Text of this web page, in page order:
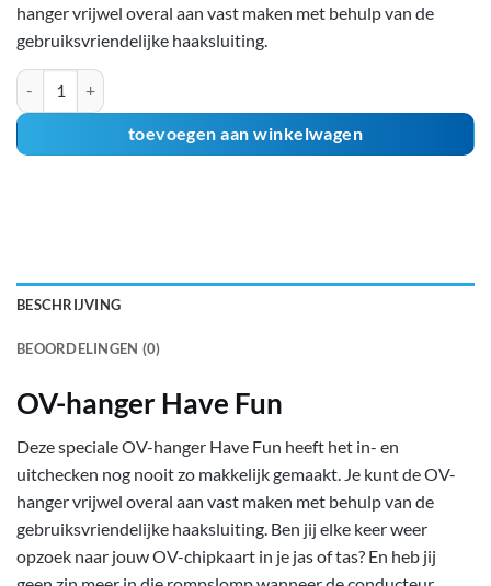
hanger vrijwel overal aan vast maken met behulp van de
gebruiksvriendelijke haaksluiting.
OV-hanger Have Fun aantal
toevoegen aan winkelwagen
BESCHRIJVING
BEOORDELINGEN (0)
OV-hanger Have Fun
Deze speciale OV-hanger Have Fun heeft het in- en
uitchecken nog nooit zo makkelijk gemaakt. Je kunt de OV-
hanger vrijwel overal aan vast maken met behulp van de
gebruiksvriendelijke haaksluiting. Ben jij elke keer weer
opzoek naar jouw OV-chipkaart in je jas of tas? En heb jij